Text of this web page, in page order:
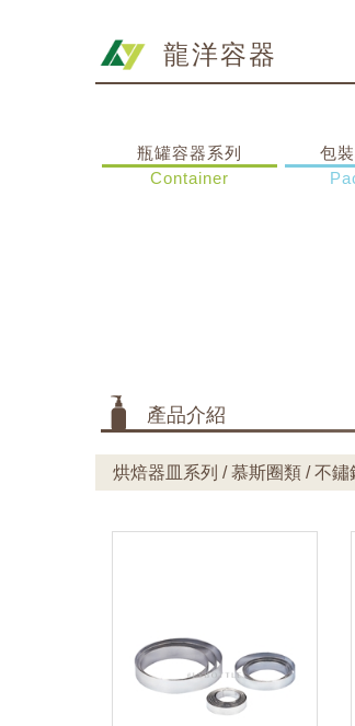
龍洋容器
瓶罐容器系列
Container
包
產品介紹
烘焙器皿系列 / 慕斯圈類 / 不鏽